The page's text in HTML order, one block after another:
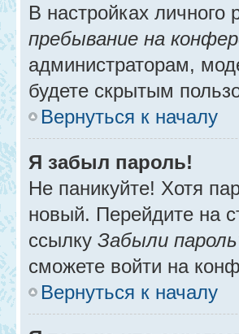
В настройках
пребывание на
администраторам,
будете скрытым
Вернуться к началу
Я забыл пароль!
Не паникуйте! Хотя
новый. Перейдите на
ссылку Забыли
сможете войти на
Вернуться к началу